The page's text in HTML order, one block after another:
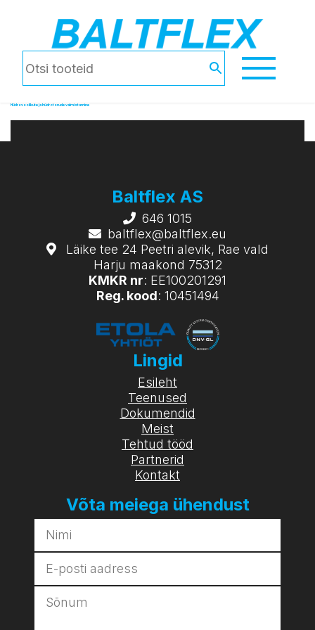
Hüdrovoolikute ja hüdrotorude valmistamine
Baltflex AS
646 1015
baltflex@baltflex.eu
Läike tee 24 Peetri alevik, Rae vald
Harju maakond 75312
KMKR nr: EE100201291
Reg. kood: 10451494
Lingid
Esileht
Teenused
Dokumendid
Meist
Tehtud tööd
Partnerid
Kontakt
Võta meiega ühendust